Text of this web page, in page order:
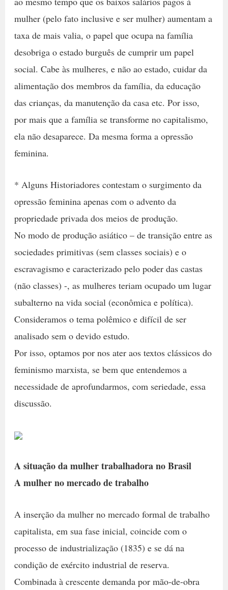
mulher (pelo fato inclusive e ser mulher) aumentam a
taxa de mais valia, o papel que ocupa na família
desobriga o estado burguês de cumprir um papel
social. Cabe às mulheres, e não ao estado, cuidar da
alimentação dos membros da família, da educação
das crianças, da manutenção da casa etc. Por isso,
por mais que a família se transforme no capitalismo,
ela não desaparece. Da mesma forma a opressão
feminina.
* Alguns Historiadores contestam o surgimento da
opressão feminina apenas com o advento da
propriedade privada dos meios de produção.
No modo de produção asiático – de transição entre as
sociedades primitivas (sem classes sociais) e o
escravagismo e caracterizado pelo poder das castas
(não classes) -, as mulheres teriam ocupado um lugar
subalterno na vida social (econômica e política).
Consideramos o tema polêmico e difícil de ser
analisado sem o devido estudo.
Por isso, optamos por nos ater aos textos clássicos do
feminismo marxista, se bem que entendemos a
necessidade de aprofundarmos, com seriedade, essa
discussão.
A situação da mulher trabalhadora no Brasil
A mulher no mercado de trabalho
A inserção da mulher no mercado formal de trabalho
capitalista, em sua fase inicial, coincide com o
processo de industrialização (1835) e se dá na
condição de exército industrial de reserva.
Combinada à crescente demanda por mão-de-obra